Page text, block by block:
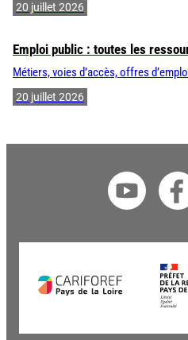
20 juillet 2026
Emploi public : toutes les
Métiers, voies d’accès, offres
20 juillet 2026